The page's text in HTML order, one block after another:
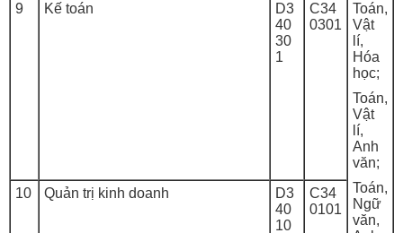
9 Kế toán
D3
40
30
1
C34
0301
Toán,
Vật
lí,
Hóa
học;
Toán,
Vật
lí,
Anh
văn;
Toán,
Ngữ
văn,
10 Quản trị kinh doanh
D3
40
10
C34
0101